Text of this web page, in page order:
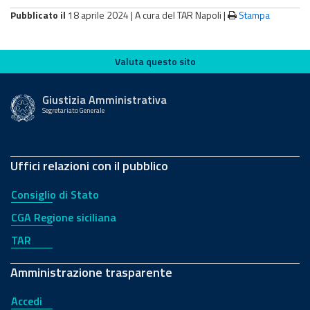
Pubblicato il 18 aprile 2024 |A cura del TAR Napoli| Stampa
Valuta questo sito
Valuta questo sito
Giustizia Amministrativa
Segretariato Generale
Uffici relazioni con il pubblico
Consiglio di Stato
CGA Regione siciliana
TAR
Amministrazione trasparente
Accedi